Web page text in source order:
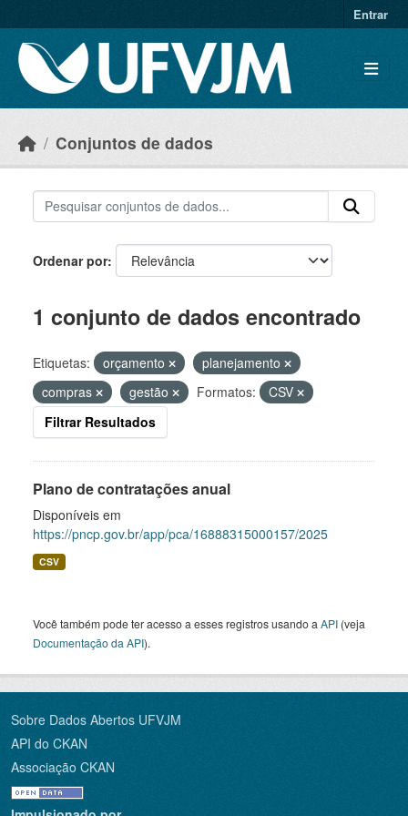
Entrar
Conjuntos de dados
Ordenar por
1 conjunto de dados encontrado
Etiquetas: orçamento
planejamento
compras
gestão Formatos:
CSV
Filtrar Resultados
Plano de contratações anual
Disponíveis em
https://pncp.gov.br/app/pca/16888315000157/2025
CSV
Você também pode ter acesso a esses registros usando a API (veja
Documentação da API).
Sobre Dados Abertos UFVJM
API do CKAN
Associação CKAN